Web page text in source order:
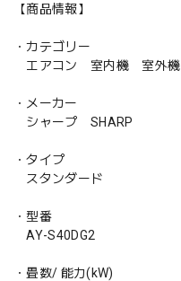
【商品情報】
・カテゴリー
エアコン 室内機 室外機
・メーカー
シャープ SHARP
・タイプ
スタンダード
・型番
AY-S40DG2
・畳数/ 能力(kW)